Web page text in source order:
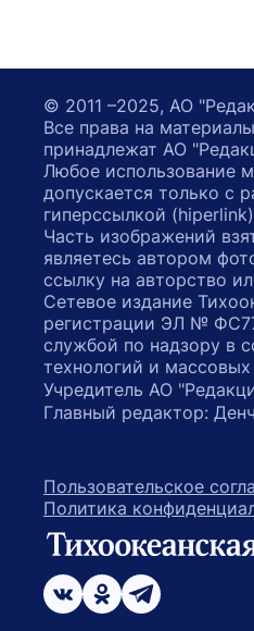
© 2011 –2025, АО
Все права на
принадлежат АО
Любое использование
допускается только с
гиперссылкой
Часть изображений
являетесь автором
ссылку на авторство
Сетевое издание
регистрации ЭЛ №
службой по надзору в
технологий и
Учредитель АО
Главный редактор:
Пользовательское
Политика
возрастное
ссылка на страницу в
ссылка на
ссылка на